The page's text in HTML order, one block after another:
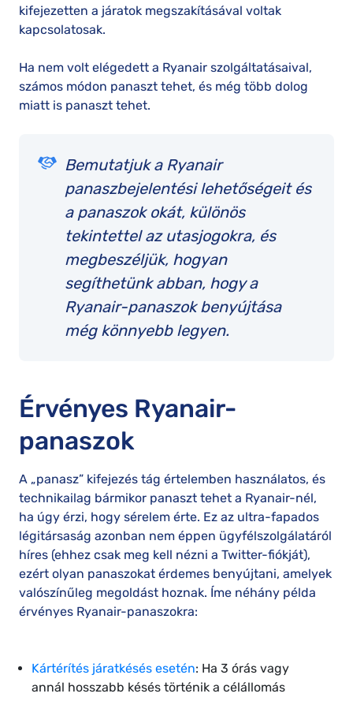
kifejezetten a járatok megszakításával voltak
kapcsolatosak.
Ha nem volt elégedett a Ryanair szolgáltatásaival,
számos módon panaszt tehet, és még több dolog
miatt is panaszt tehet.
Bemutatjuk a Ryanair
panaszbejelentési lehetőségeit és
a panaszok okát, különös
tekintettel az utasjogokra, és
megbeszéljük, hogyan
segíthetünk abban, hogy a
Ryanair-panaszok benyújtása
még könnyebb legyen.
Érvényes Ryanair-
panaszok
A „panasz” kifejezés tág értelemben használatos, és
technikailag bármikor panaszt tehet a Ryanair-nél,
ha úgy érzi, hogy sérelem érte. Ez az ultra-fapados
légitársaság azonban nem éppen ügyfélszolgálatáról
híres (ehhez csak meg kell nézni a Twitter-fiókját),
ezért olyan panaszokat érdemes benyújtani, amelyek
valószínűleg megoldást hoznak. Íme néhány példa
érvényes Ryanair-panaszokra:
Kártérítés járatkésés esetén: Ha 3 órás vagy
annál hosszabb késés történik a célállomás